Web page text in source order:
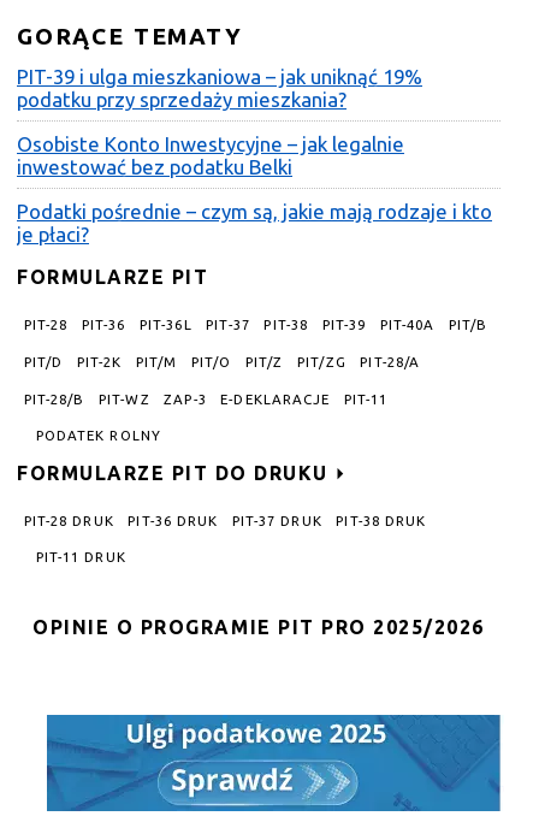
GORĄCE TEMATY
PIT-39 i ulga mieszkaniowa – jak uniknąć 19%
podatku przy sprzedaży mieszkania?
Osobiste Konto Inwestycyjne – jak legalnie
inwestować bez podatku Belki
Podatki pośrednie – czym są, jakie mają rodzaje i kto
je płaci?
FORMULARZE PIT
PIT-28 PIT-36 PIT-36L PIT-37 PIT-38 PIT-39 PIT-40A PIT/B
PIT/D PIT-2K PIT/M PIT/O PIT/Z PIT/ZG PIT-28/A
PIT-28/B PIT-WZ ZAP-3 E-DEKLARACJE PIT-11
PODATEK ROLNY
FORMULARZE PIT DO DRUKU
PIT-28 DRUK PIT-36 DRUK PIT-37 DRUK PIT-38 DRUK
PIT-11 DRUK
OPINIE O PROGRAMIE PIT PRO 2025/2026